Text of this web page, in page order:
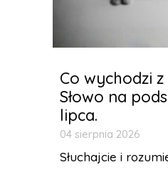
Co wychodzi
Słowo na
lipca.
04 sierpnia 2026
Słuchajcie i